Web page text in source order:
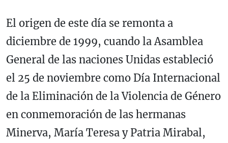
El origen de este día se remonta a
diciembre de 1999, cuando la Asamblea
General de las naciones Unidas estableció
el 25 de noviembre como Día Internacional
de la Eliminación de la Violencia de Género
en conmemoración de las hermanas
Minerva, María Teresa y Patria Mirabal,